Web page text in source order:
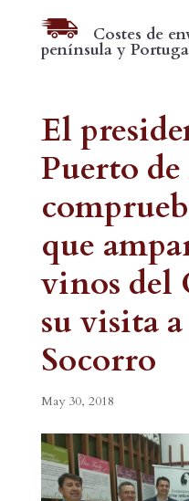
El
Puerto
que
vinos del
su visita
Socorro
May 30, 2018
Costes de
península y